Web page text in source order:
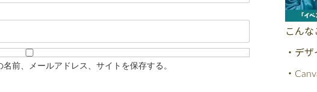
前、メールアドレス、サイトを保存する。
こんな
・デ
・